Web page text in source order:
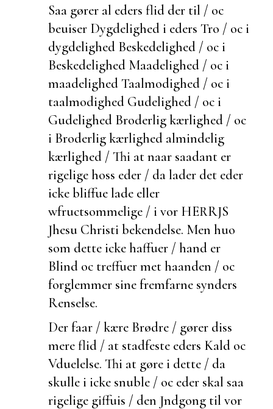
Saa gører al eders flid der til / oc
beuiser Dygdelighed i eders Tro / oc i
dygdelighed Beskedelighed / oc i
Beskedelighed Maadelighed / oc i
maadelighed Taalmodighed / oc i
taalmodighed Gudelighed / oc i
Gudelighed Broderlig kærlighed / oc
i Broderlig kærlighed almindelig
kærlighed / Thi at naar saadant er
rigelige hoss eder / da lader det eder
icke bliffue lade eller
wfructsommelige / i vor HERRJS
Jhesu Christi bekendelse. Men huo
som dette icke haffuer / hand er
Blind oc treffuer met haanden / oc
forglemmer sinefremfarne synders
Renselse.
Der faar / kære Brødre / gører diss
mere flid / at stadfeste eders Kald oc
Vduelelse. Thi at gøre i dette / da
skulle i icke snuble / oc eder skal saa
rigelige giffuis / den Jndgong til vor